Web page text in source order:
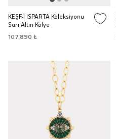
KEŞF-İ ISPARTA Koleksiyonu
Sarı Altın Kolye
107.890 ₺